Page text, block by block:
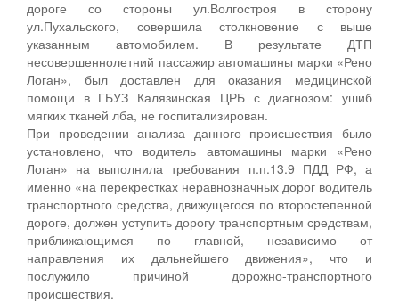
дороге со стороны ул.Волгостроя в сторону
ул.Пухальского, совершила столкновение с выше
указанным автомобилем. В результате ДТП
несовершеннолетний пассажир автомашины марки «Рено
Логан», был доставлен для оказания медицинской
помощи в ГБУЗ Калязинская ЦРБ с диагнозом: ушиб
мягких тканей лба, не госпитализирован.
При проведении анализа данного происшествия было
установлено, что водитель автомашины марки «Рено
Логан» на выполнила требования п.п.13.9 ПДД РФ, а
именно «на перекрестках неравнозначных дорог водитель
транспортного средства, движущегося по второстепенной
дороге, должен уступить дорогу транспортным средствам,
приближающимся по главной, независимо от
направления их дальнейшего движения», что и
послужило причиной дорожно-транспортного
происшествия.